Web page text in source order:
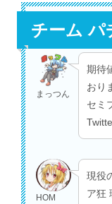
チーム パ
まっつん
期待
おり
セミ
HOM
現役
ア狂